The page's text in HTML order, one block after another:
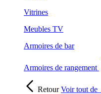
Vitrines
Meubles TV
Armoires de bar
Armoires de rangement
RetourVoir tout de